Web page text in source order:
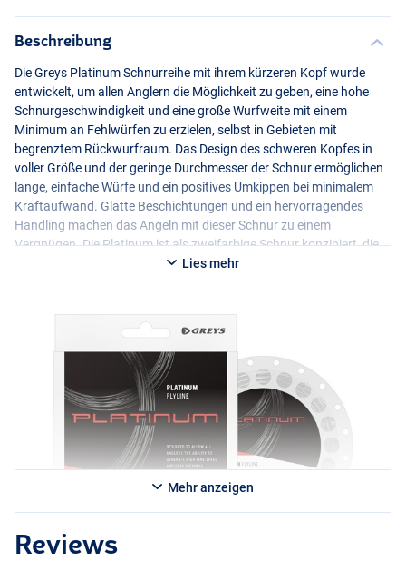
Beschreibung
Die Greys Platinum Schnurreihe mit ihrem kürzeren Kopf wurde
entwickelt, um allen Anglern die Möglichkeit zu geben, eine hohe
Schnurgeschwindigkeit und eine große Wurfweite mit einem
Minimum an Fehlwürfen zu erzielen, selbst in Gebieten mit
begrenztem Rückwurfraum. Das Design des schweren Kopfes in
voller Größe und der geringe Durchmesser der Schnur ermöglichen
lange, einfache Würfe und ein positives Umkippen bei minimalem
Kraftaufwand. Glatte Beschichtungen und ein hervorragendes
Handling machen das Angeln mit dieser Schnur zu einem
Vergnügen. Die Platinum ist als zweifarbige Schnur konzipiert, die
den optimalen Wurfpunkt anzeigt und eine schlanke, saubere,
Lies mehr
Mehr anzeigen
Reviews